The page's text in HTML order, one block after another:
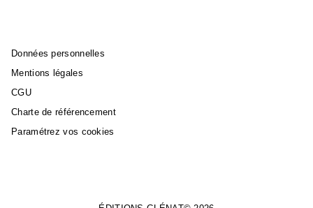
Données personnelles
Mentions légales
CGU
Charte de référencement
Paramétrez vos cookies